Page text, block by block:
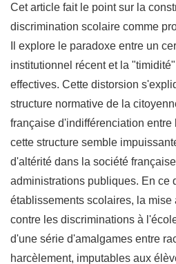
Cet article fait le point sur la
discrimination scolaire comme
Il explore le paradoxe entre un
institutionnel récent et la
effectives. Cette distorsion
structure normative de la
française d'indifférenciation
cette structure semble
d'altérité dans la société
administrations publiques. En ce
établissements scolaires, la mise
contre les discriminations à
d'une série d'amalgames entre
harcèlement, imputables aux